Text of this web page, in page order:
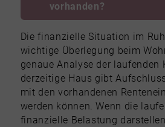
vorhanden?
Die finanzielle Situation im
wichtige Überlegung beim
genaue Analyse der laufenden
derzeitige Haus gibt
mit den vorhandenen
werden können. Wenn die
finanzielle Belastung